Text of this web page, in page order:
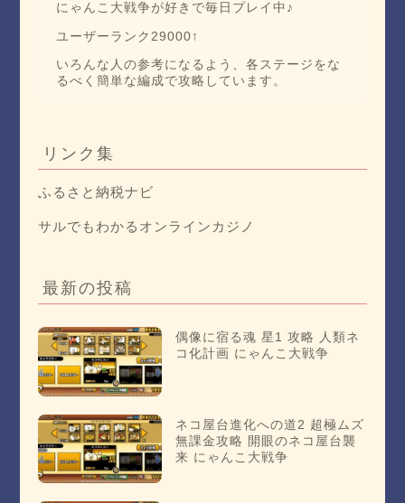
にゃんこ大戦争が好きで毎日プレイ中♪
ユーザーランク29000↑
いろんな人の参考になるよう、各ステージをな
るべく簡単な編成で攻略しています。
リンク集
ふるさと納税ナビ
サルでもわかるオンラインカジノ
最新の投稿
偶像に宿る魂 星1 攻略 人類ネ
コ化計画 にゃんこ大戦争
ネコ屋台進化への道2 超極ムズ
無課金攻略 開眼のネコ屋台襲
来 にゃんこ大戦争